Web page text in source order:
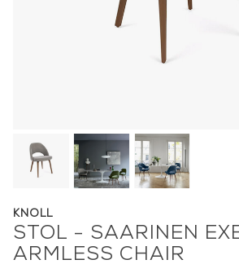
KNOLL
STOL - SAARINEN
ARMLESS CHAIR